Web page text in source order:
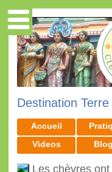
Destination Terre
Accueil
Videos
Les chèvres